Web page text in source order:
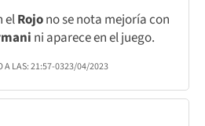
elRojono se nota mejoría con
ni aparece en el juego.
A LAS:21:57-0323/04/2023